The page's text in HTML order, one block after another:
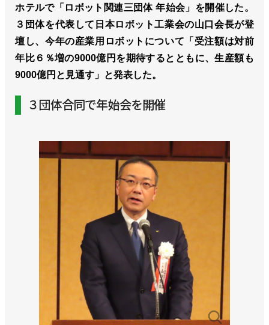
ホテルで「ロボット関連三団体 年始会」を開催した。
３団体を代表して日本ロボット工業会の山口会長が登
壇し、今年の産業用ロボットについて「受注額は対前
年比６％増の9000億円を期待するとともに、生産額も
9000億円と見通す」と発表した。
３団体合同で年始会を開催